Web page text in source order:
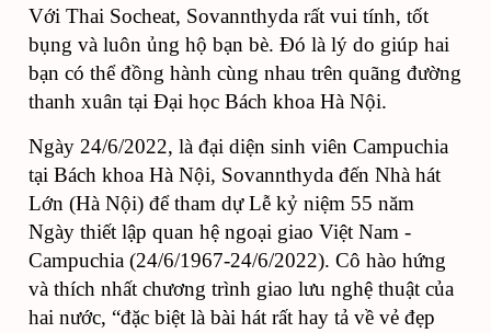
Với Thai Socheat, Sovannthyda rất vui tính, tốt
bụng và luôn ủng hộ bạn bè. Đó là lý do giúp hai
bạn có thể đồng hành cùng nhau trên quãng đường
thanh xuân tại Đại học Bách khoa Hà Nội.
Ngày 24/6/2022, là đại diện sinh viên Campuchia
tại Bách khoa Hà Nội, Sovannthyda đến Nhà hát
Lớn (Hà Nội) để tham dự Lễ kỷ niệm 55 năm
Ngày thiết lập quan hệ ngoại giao Việt Nam -
Campuchia (24/6/1967-24/6/2022). Cô hào hứng
và thích nhất chương trình giao lưu nghệ thuật của
hai nước, “đặc biệt là bài hát rất hay tả về vẻ đẹp